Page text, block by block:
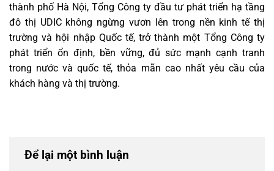
thành phố Hà Nội, Tổng Công ty đầu tư phát triển hạ tầng
đô thị UDIC không ngừng vươn lên trong nền kinh tế thị
trường và hội nhập Quốc tế, trở thành một Tổng Công ty
phát triển ổn định, bền vững, đủ sức mạnh cạnh tranh
trong nước và quốc tế, thỏa mãn cao nhất yêu cầu của
khách hàng và thị trường.
Để lại một bình luận